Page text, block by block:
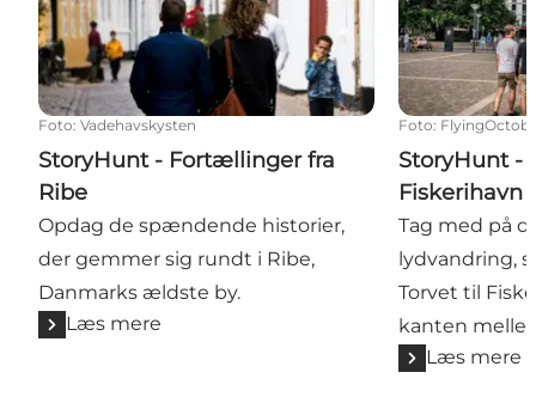
Foto: Vadehavskysten
StoryHunt - Fortællinger fra
Ribe
Opdag de spændende historier,
der gemmer sig rundt i Ribe,
Danmarks ældste by.
Læs mere
Foto:
StoryHunt -
Fiskerihavn
Tag med på
lydvandring,
Torvet til
kanten
Læs mere